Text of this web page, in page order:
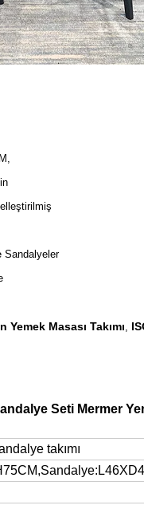
Sandalyeler
Masası Takımı,
Seti Mermer
takımı